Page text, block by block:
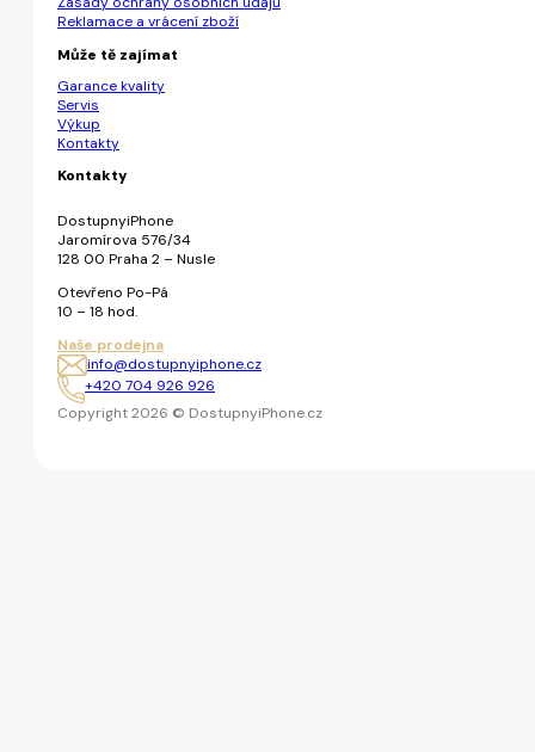
Reklamace a vrácení zboží
Může tě zajímat
Garance kvality
Servis
Výkup
Kontakty
Kontakty
DostupnyiPhone
Jaromírova 576/34
128 00 Praha 2 – Nusle
Otevřeno Po-Pá
10 – 18 hod.
Naše prodejna
info@dostupnyiphone.cz
+420 704 926 926
Copyright 2026 © DostupnyiPhone.cz